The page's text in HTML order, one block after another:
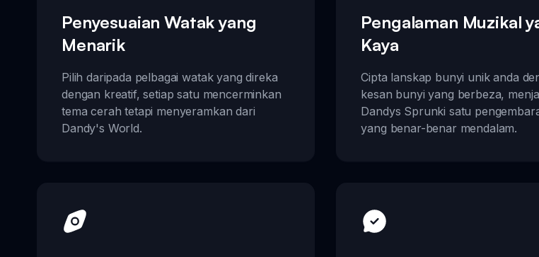
Penyesuaian Watak yang
Menarik
Pilih daripada pelbagai watak yang direka
dengan kreatif, setiap satu mencerminkan
tema cerah tetapi menyeramkan dari
Dandy's World.
Pengalaman Muzikal
Kaya
Cipta lanskap bunyi unik anda
kesan bunyi yang berbeza,
Dandys Sprunki satu
yang benar-benar mendalam.